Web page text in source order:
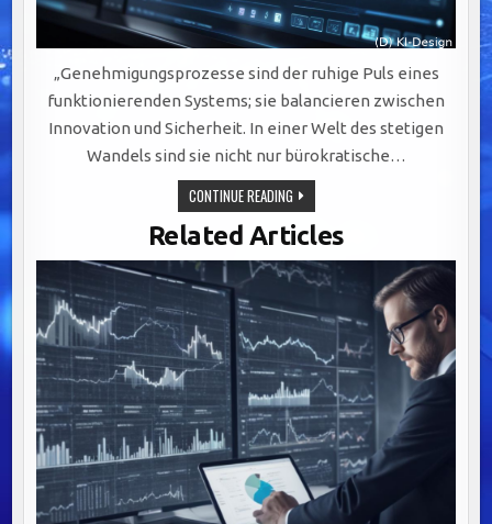
„Genehmigungsprozesse sind der ruhige Puls eines
funktionierenden Systems; sie balancieren zwischen
Innovation und Sicherheit. In einer Welt des stetigen
Wandels sind sie nicht nur bürokratische…
CONTINUE READINGOPTIMIERUNG
VON
GENEHMIGUNGSPROZESSEN:
BALANCE
ZWISCHEN
INNOVATION
UND
ÖFFENTLICHER
SICHERHEIT.
Related Articles